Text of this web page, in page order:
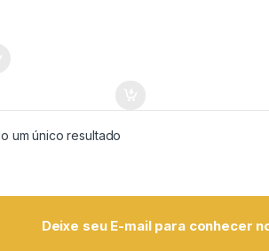
um único resultado
Deixe seu E-mail para conhecer